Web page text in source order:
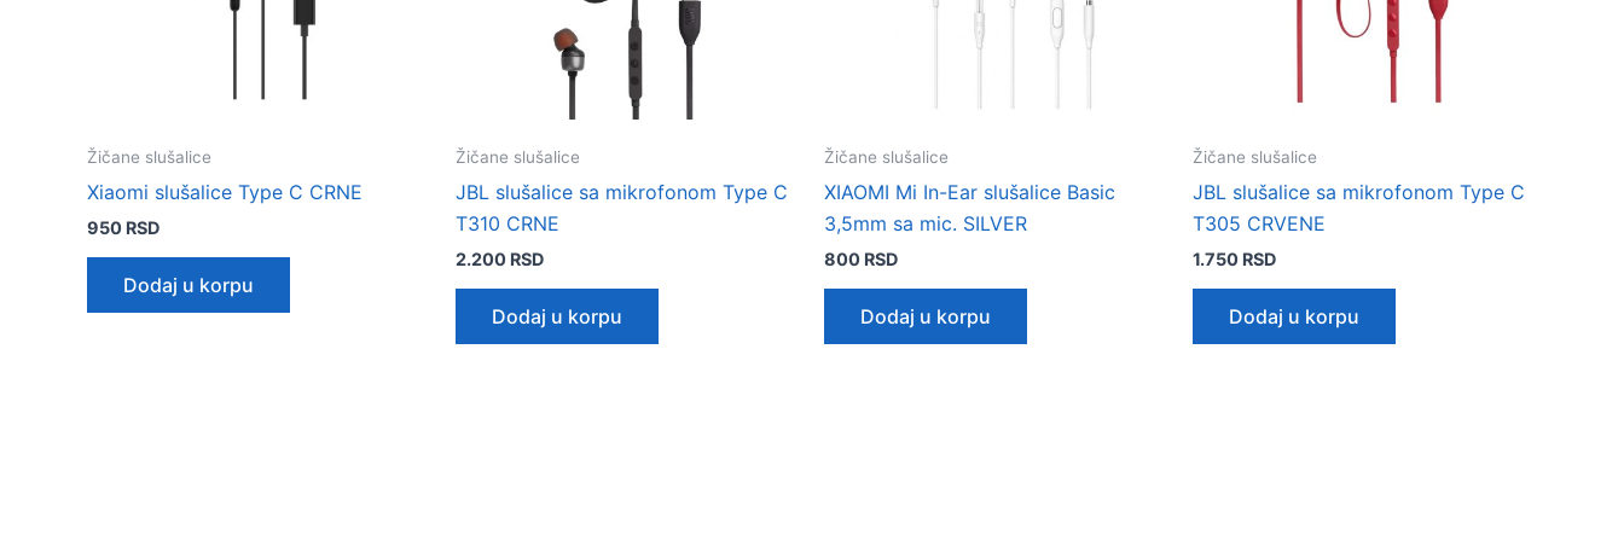
Žičane slušalice
Xiaomi slušalice Type C CRNE
950 RSD
Dodaj u korpu
Žičane slušalice
JBL slušalice sa mikrofonom Type C
T310 CRNE
2.200 RSD
Dodaj u korpu
Žičane slušalice
XIAOMI Mi In-Ear slušalice Basic
3,5mm sa mic. SILVER
800 RSD
Dodaj u korpu
Žičane slušalice
JBL slušalice sa mikrofonom Type C
T305 CRVENE
1.750 RSD
Dodaj u korpu